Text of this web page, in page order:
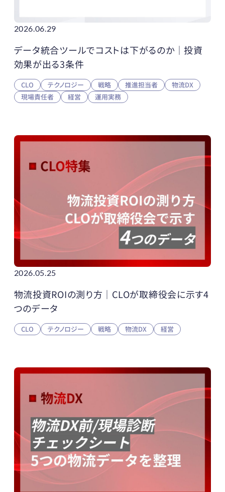
2026.06.29
データ統合ツールでコストは下がるのか｜投資
効果が出る3条件
CLO テクノロジー 戦略 推進担当者
物流DX
現場責任者
経営 運用実務
2026.05.25
物流投資ROIの測り方｜CLOが取締役会に示す4
つのデータ
CLO テクノロジー 戦略 物流DX 経営